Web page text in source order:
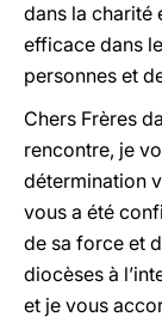
dans la charité
efficace dans
personnes et
Chers Frères
rencontre, je
détermination
vous a été
de sa force et
diocèses à
et je vous